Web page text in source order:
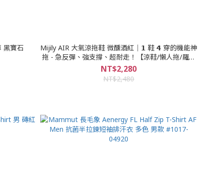
黑寶石
Mijily AIR 大氣涼拖鞋 微醺酒紅｜𝟭 鞋 𝟰 穿的機能神
拖 - 急反彈、強支撐、超耐走！【涼鞋/懶人拖/羅馬
拖/兩版拖】
NT$2,280
NT$2,480